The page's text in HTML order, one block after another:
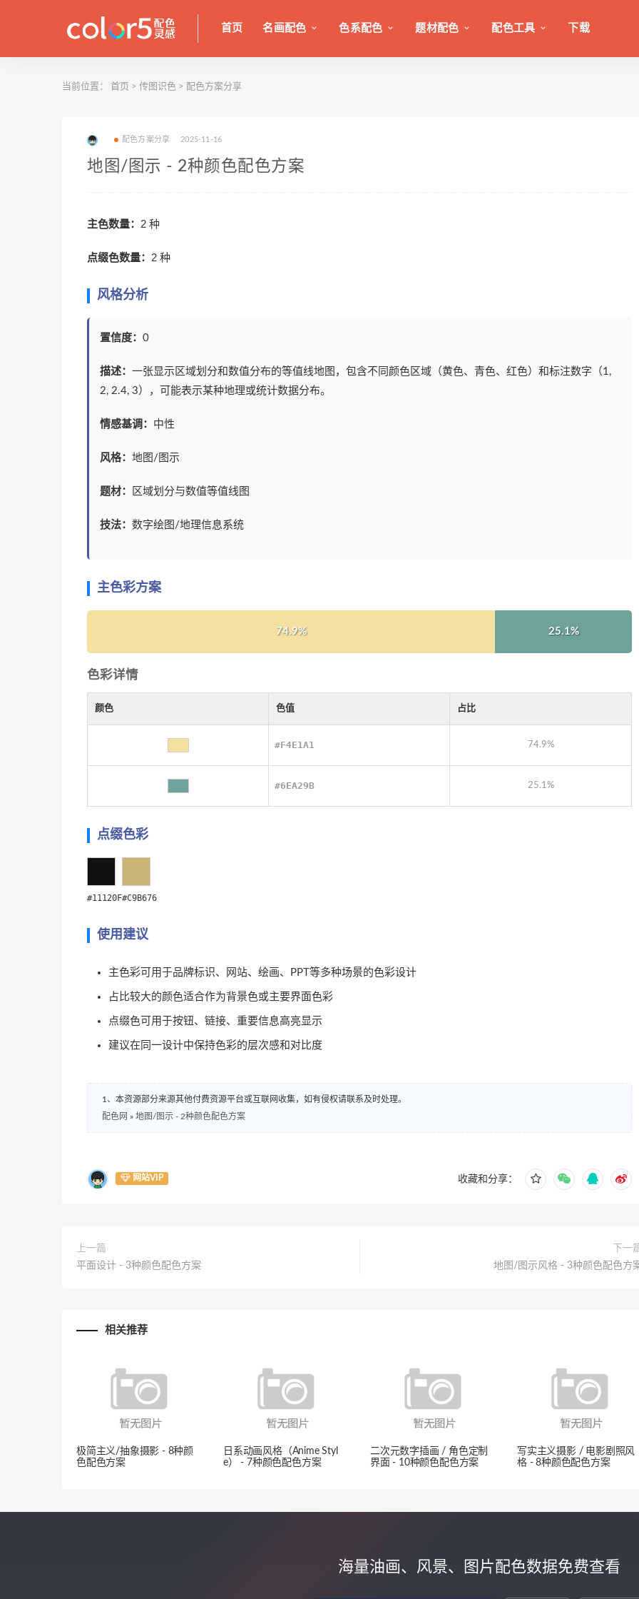
首页 名画配色 色系配色 题材配色 配色工具 下载
当前位置： 首页 > 传图识色 > 配色方案分享
配色方案分享 2025-11-16
地图/图示 - 2种颜色配色方案
主色数量： 2 种
点缀色数量： 2 种
风格分析
置信度： 0
描述： 一张显示区域划分和数值分布的等值线地图，包含不同颜色区域（黄色、青色、红色）和标注数字（1,
2, 2.4, 3），可能表示某种地理或统计数据分布。
情感基调： 中性
风格： 地图/图示
题材： 区域划分与数值等值线图
技法： 数字绘图/地理信息系统
主色彩方案
74.9% 25.1%
色彩详情
颜色 色值 占比
#F4E1A1 74.9%
#6EA29B 25.1%
点缀色彩
#11120F#C9B676
使用建议
主色彩可用于品牌标识、网站、绘画、PPT等多种场景的色彩设计
占比较大的颜色适合作为背景色或主要界面色彩
点缀色可用于按钮、链接、重要信息高亮显示
建议在同一设计中保持色彩的层次感和对比度
1、本资源部分来源其他付费资源平台或互联网收集，如有侵权请联系及时处理。
配色网 » 地图/图示 - 2种颜色配色方案
网站VIP 收藏和分享：
上一篇
平面设计 - 3种颜色配色方案
下一
地图/图示风格 - 3种颜色配色方
相关推荐
极简主义/抽象摄影 - 8种颜
色配色方案
日系动画风格（Anime Styl
e） - 7种颜色配色方案
二次元数字插画 / 角色定制
界面 - 10种颜色配色方案
写实主义摄影 / 电影剧照风
格 - 8种颜色配色方案
海量油画、风景、图片配色数据免费查看